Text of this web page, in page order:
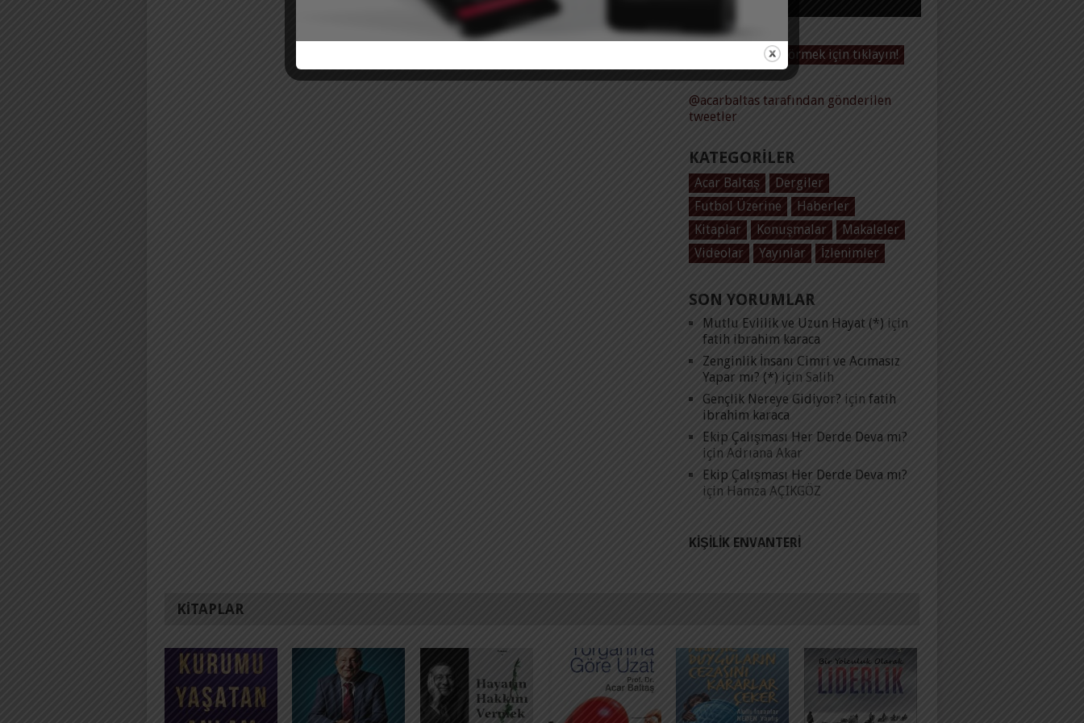
Tüm Videoları görmek için tıklayın!
@acarbaltas tarafından gönderilen
tweetler
KATEGORILER
Acar Baltaş
Dergiler
Futbol Üzerine
Haberler
Kitaplar
Konuşmalar
Makaleler
Videolar
Yayınlar İzlenimler
SON YORUMLAR
Mutlu Evlilik ve Uzun Hayat (*) için
fatih ibrahim karaca
Zenginlik İnsanı Cimri ve Acımasız
Yapar mı? (*) için Salih
Gençlik Nereye Gidiyor? içinfatih
ibrahim karaca
Ekip Çalışması Her Derde Deva mı?
için Adrıana Akar
Ekip Çalışması Her Derde Deva mı?
için Hamza AÇIKGÖZ
KIŞILIK ENVANTERI
KITAPLAR